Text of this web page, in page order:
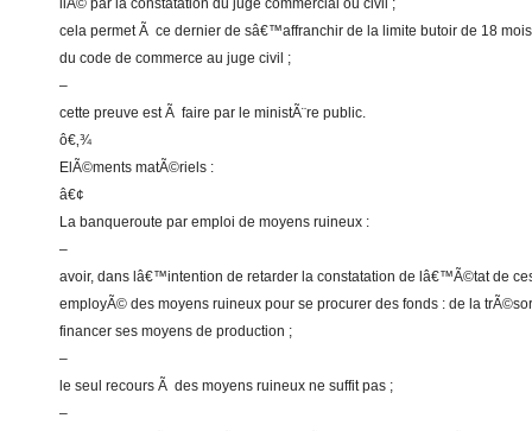
liÃ© par la constatation du juge commercial ou civil ;
cela permet Ã ce dernier de sâ€™affranchir de la limite butoir de 18
du code de commerce au juge civil ;
–
cette preuve est Ã faire par le ministÃ¨re public.
ô€‚¾
ElÃ©ments matÃ©riels :
â€¢
La banqueroute par emploi de moyens ruineux :
–
avoir, dans lâ€™intention de retarder la constatation de lâ€™Ã©tat de
employÃ© des moyens ruineux pour se procurer des fonds : de la
financer ses moyens de production ;
–
le seul recours Ã des moyens ruineux ne suffit pas ;
–